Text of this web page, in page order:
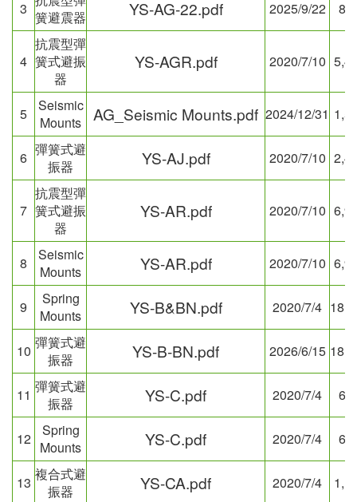
3 簧避震器
YS-AG-22.pdf 2025/9/22
4
抗震型彈
簧式避振
器
YS-AGR.pdf 2020/7/10
5
Seismic
Mounts
AG_Seismic Mounts.pdf 2024/12/31
6 彈簧式避
振器
YS-AJ.pdf 2020/7/10
7
抗震型彈
簧式避振
器
YS-AR.pdf 2020/7/10
8
Seismic
Mounts
YS-AR.pdf 2020/7/10
9
Spring
Mounts
YS-B&BN.pdf 2020/7/4
10 彈簧式避
振器
YS-B-BN.pdf 2026/6/15
11 彈簧式避
振器
YS-C.pdf 2020/7/4
12
Spring
Mounts
YS-C.pdf 2020/7/4
13 複合式避
振器
YS-CA.pdf 2020/7/4